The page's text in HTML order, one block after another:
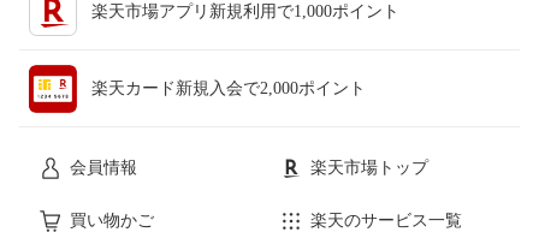
楽天市場アプリ新規利用で1,000ポイント
楽天カード新規入会で2,000ポイント
会員情報 楽天市場トップ
買い物かご 楽天のサービス一覧